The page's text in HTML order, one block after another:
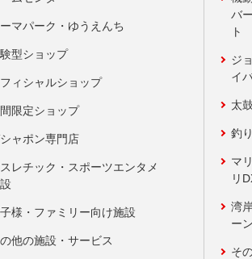
マパーク・ゆうえんち
型ショップ
ィシャルショップ
限定ショップ
ャポン専門店
レチック・スポーツエンタメ
様・ファミリー向け施設
他の施設・サービス
バ
ト
ジ
イ
太
釣
マ
リ
湾
ー
そ